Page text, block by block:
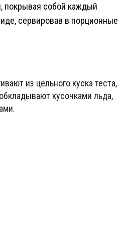
покрывая собой каждый
сервировав в порционные
из цельного куска теста,
кусочками льда,